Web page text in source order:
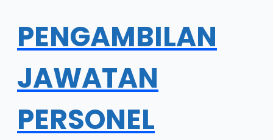
PENGAMBILAN
JAWATAN
PERSONEL